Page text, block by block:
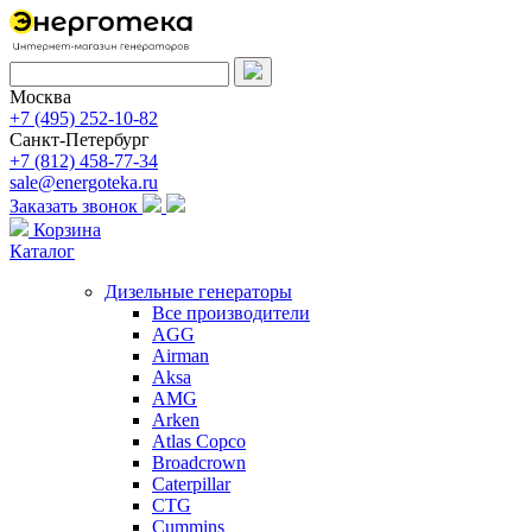
Москва
+7 (495) 252-10-82
Санкт-Петербург
+7 (812) 458-77-34
sale@energoteka.ru
Заказать звонок
Корзина
Каталог
Дизельные генераторы
Все производители
AGG
Airman
Aksa
AMG
Arken
Atlas Copco
Broadcrown
Caterpillar
CTG
Cummins